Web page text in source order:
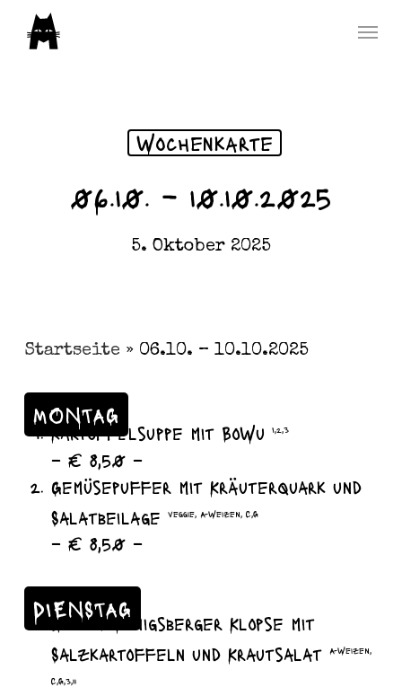
Skip
Wochenkarte
06.10. – 10.10.2025
5. Oktober 2025
Startseite » 06.10. – 10.10.2025
MONTAG
Kartoffelsuppe mit BoWu I,2,3
– € 8,50 –
Gemüsepuffer mit Kräuterquark und
Salatbeilage
veggie, A-Weizen, C,G
– € 8,50 –
DIENSTAG
Lecker Königsberger Klopse mit
Salzkartoffeln und Krautsalat
A-Weizen,
C,G,3,11